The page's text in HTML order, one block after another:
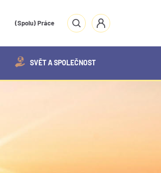
(Spolu) Práce
SVĚT A SPOLEČNOST